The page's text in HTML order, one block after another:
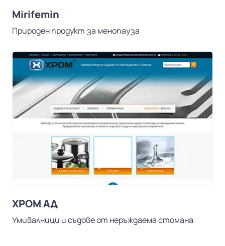
Mirifemin
Природен продукт за менопауза
ХРОМ АД
Умивалници и съдове от неръждаема стомана